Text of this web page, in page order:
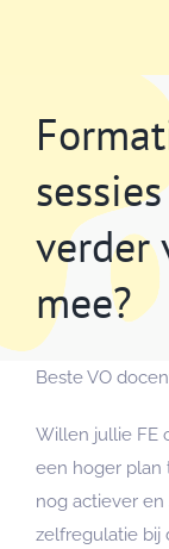
verder
mee?
Beste VO
Willen jullie FE
een hoger plan
nog actiever
zelfregulatie bij